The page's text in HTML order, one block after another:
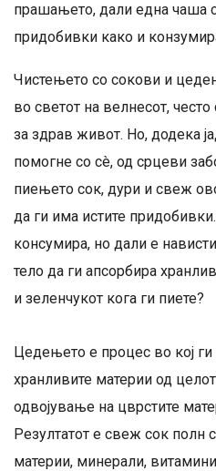
прашањето, дали една чаша
придобивки како и
Чистењето со сокови и
во светот на велнесот,
за здрав живот. Но, додека
помогне со сè, од срцеви
пиењето сок, дури и свеж
да ги има истите
консумира, но дали е
тело да ги апсорбира
и зеленчукот кога ги пиете?
Цедењето е процес во кој ги
хранливите материи од
одвојување на цврстите
Резултатот е свеж сок полн
материи, минерали,